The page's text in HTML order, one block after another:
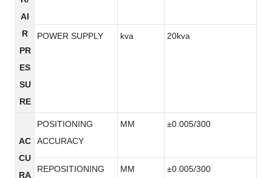
AI
R
PR
ES
SU
RE
POWER SUPPLY kva 20kva
AC
CU
RA
POSITIONING
ACCURACY
MM ±0.005/300
REPOSITIONING
MM ±0.005/300